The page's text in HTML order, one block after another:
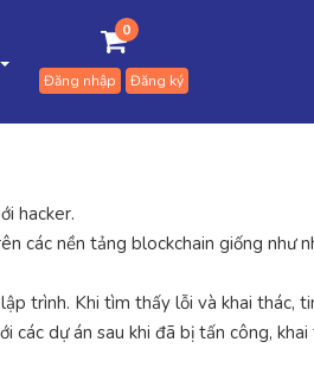
0
Đăng nhập Đăng ký
hacker.
các nền tảng blockchain giống như
trình. Khi tìm thấy lỗi và khai thác,
các dự án sau khi đã bị tấn công, khai